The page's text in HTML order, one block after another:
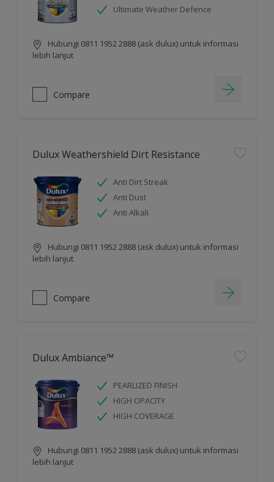
Ultimate Weather Defence
Hubungi 0811 1952 2888 (ask dulux) untuk informasi
lebih lanjut
Compare
Dulux Weathershield Dirt Resistance
Anti Dirt Streak
Anti Dust
Anti Alkali
Hubungi 0811 1952 2888 (ask dulux) untuk informasi
lebih lanjut
Compare
Dulux Ambiance™
PEARLIZED FINISH
HIGH OPACITY
HIGH COVERAGE
Hubungi 0811 1952 2888 (ask dulux) untuk informasi
lebih lanjut